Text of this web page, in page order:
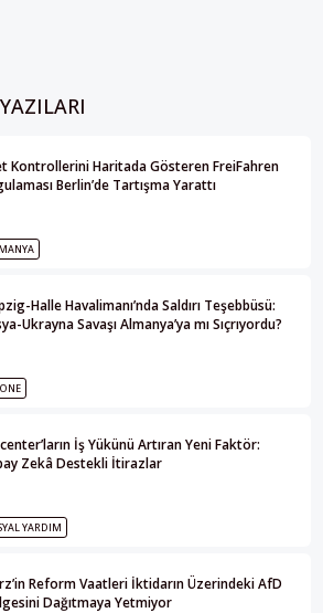
Kontrollerini Haritada Gösteren FreiFahren
Berlin’de Tartışma Yarattı
Halle Havalimanı’nda Saldırı Teşebbüsü:
Ukrayna Savaşı Almanya’ya mı Sıçrıyordu?
İş Yükünü Artıran Yeni Faktör:
Zekâ Destekli İtirazlar
YARDIM
Reform Vaatleri İktidarın Üzerindeki AfD
Dağıtmaya Yetmiyor